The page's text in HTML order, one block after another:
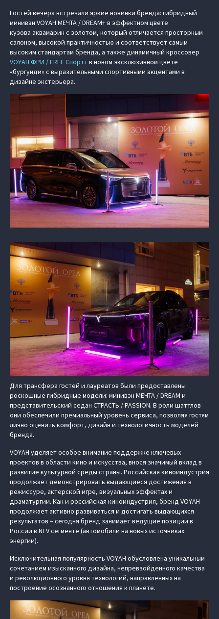
Гостей вечера встречали яркие новинки бренда: гибридный
минивэн VOYAH МЕЧТА / DREAM+ в эффектном цвете
кузова аквамарин с золотом, который отличается просторным
салоном, высокой практичностью и соответствует самым
высоким стандартам бренда, а также динамичный кроссовер
VOYAH ФРИ / FREE Спорт+в новом эксклюзивном цвете
«бургунди» с выразительными спортивными акцентами в
дизайне экстерьера.
Для трансфера гостей и лауреатов были предоставлены
роскошные гибридные модели: минивэн МЕЧТА / DREAM и
представительский седан СТРАСТЬ / PASSION. В роли шаттлов
они обеспечили премиальный уровень сервиса, позволяя гостям
лично оценить комфорт, дизайн и технологичность моделей
бренда.
VOYAH уделяет особое внимание поддержке ключевых
проектов в области кино и искусства, внося значимый вклад в
развитие культурной среды страны. Российская киноиндустрия
продолжает демонстрировать выдающиеся достижения в
режиссуре, актерской игре, визуальных эффектах и
драматургии. Как и российская киноиндустрия, бренд VOYAH
продолжает активно развиваться и достигать выдающихся
результатов – сегодня бренд занимает ведущие позиции в
России в NEV сегменте (автомобили на новых источниках
энергии).
Исключительная популярность VOYAH обусловлена уникальным
сочетанием изысканного дизайна, непревзойденного качества
и революционного уровня технологий, направленных на
построение осознанного отношения к планете.